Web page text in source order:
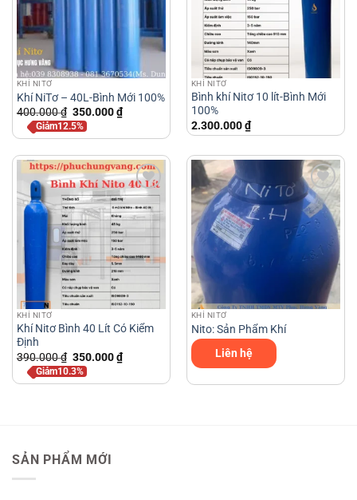
KHÍ NITƠ
Khí NiTơ – 40L-Bình Mới 100%
400.000₫ Giá
gốc
là:
400.000 ₫.
350.000₫Giá
hiện
là:
350.000 ₫.
Giảm12.5%
KHÍ NITƠ
Bình khí Nitơ 10 lít-Bình Mới
100%
2.300.000₫
KHÍ NITƠ
Khí Nitơ Bình 40 Lít Có Kiểm
Định
390.000₫ Giá
gốc
là:
390.000 ₫.
350.000₫Giá
hiện
là:
Giảm10.3%
KHÍ NITƠ
Nito: Sản Phẩm Khí
Liên hệ
SẢN PHẨM MỚI